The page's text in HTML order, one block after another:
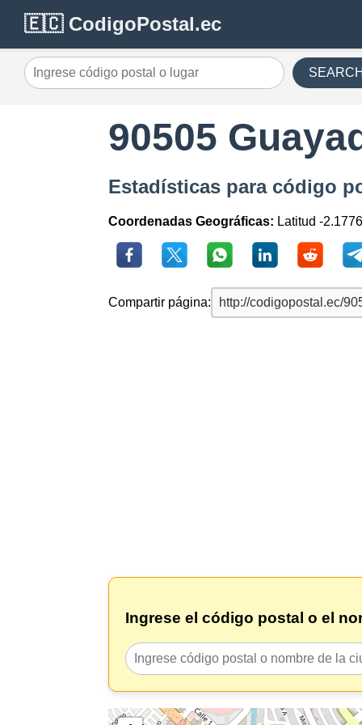
🇪🇨 CodigoPostal.ec
90505
Estadísticas para código
Coordenadas Geográficas: Latitud -
Compartir página:
Ingrese el código postal o el